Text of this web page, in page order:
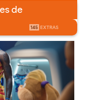
de
145 EXTRAS